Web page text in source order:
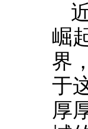
崛
界
于
厚